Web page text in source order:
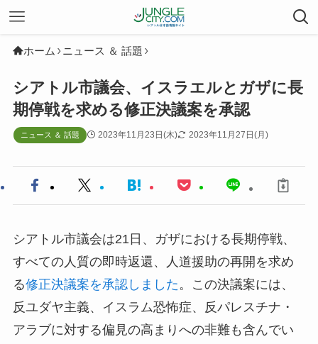
ホーム ニュース ＆ 話題
シアトル市議会、イスラエルとガザに長
期停戦を求める修正決議案を承認
ニュース ＆ 話題 2023年11月23日(木) 2023年11月27日(月)
シアトル市議会は21日、ガザにおける長期停戦、
すべての人質の即時返還、人道援助の再開を求め
る修正決議案を承認しました 。この決議案には、
反ユダヤ主義、イスラム恐怖症、反パレスチナ・
アラブに対する偏見の高まりへの非難も含んでい